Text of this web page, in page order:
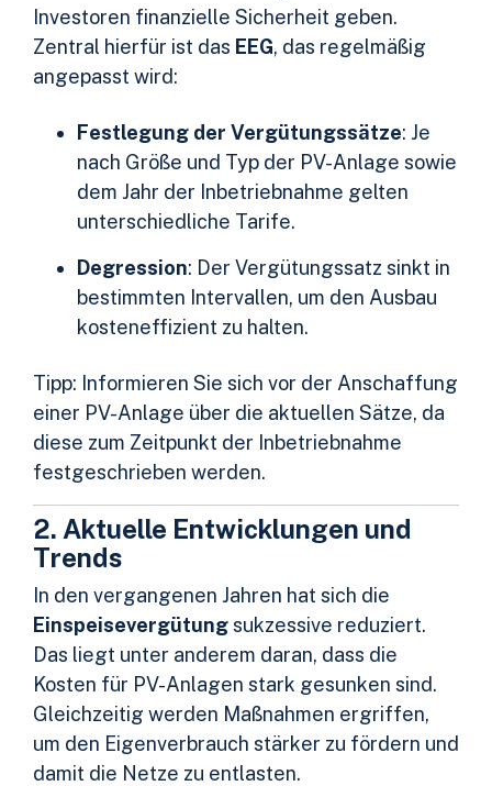
Investoren finanzielle Sicherheit geben.
Zentral hierfür ist das EEG, das regelmäßig
angepasst wird:
Festlegung der Vergütungssätze: Je
nach Größe und Typ der PV-Anlage sowie
dem Jahr der Inbetriebnahme gelten
unterschiedliche Tarife.
Degression: Der Vergütungssatz sinkt in
bestimmten Intervallen, um den Ausbau
kosteneffizient zu halten.
Tipp: Informieren Sie sich vor der Anschaffung
einer PV-Anlage über die aktuellen Sätze, da
diese zum Zeitpunkt der Inbetriebnahme
festgeschrieben werden.
2. Aktuelle Entwicklungen und
Trends
In den vergangenen Jahren hat sich die
Einspeisevergütungsukzessive reduziert.
Das liegt unter anderem daran, dass die
Kosten für PV-Anlagen stark gesunken sind.
Gleichzeitig werden Maßnahmen ergriffen,
um den Eigenverbrauch stärker zu fördern und
damit die Netze zu entlasten.